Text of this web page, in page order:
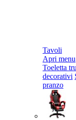
Tavoli
Apri menu
Toeletta
decorativi
pranzo